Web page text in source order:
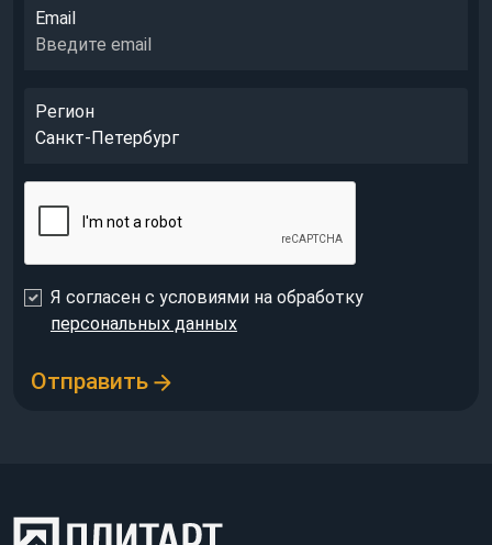
Email
Регион
Я согласен с условиями на обработку
персональных данных
Отправить